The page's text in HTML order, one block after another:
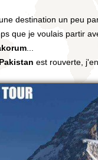
destination un peu
que je voulais partir
Pakistan est rouverte,